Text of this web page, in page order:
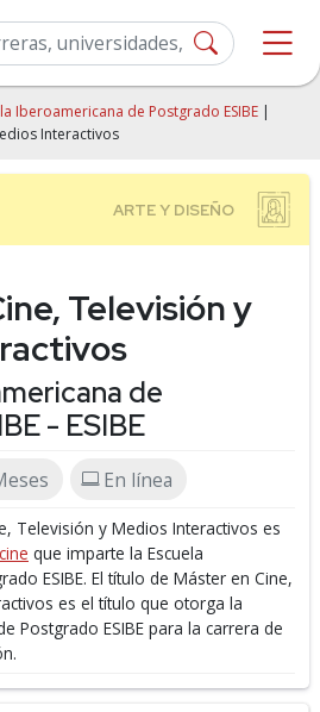
Iberoamericana de Postgrado ESIBE |
Interactivos
Televisión y
de
- ESIBE
En línea
Televisión y Medios Interactivos es
que imparte la Escuela
ESIBE. El título de Máster en Cine,
es el título que otorga la
Postgrado ESIBE para la carrera de